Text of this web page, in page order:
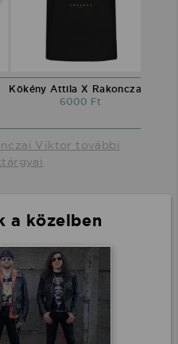
6000 Ft
Viktor további
a közelben